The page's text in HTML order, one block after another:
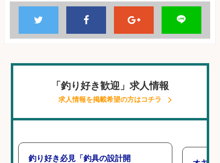
「釣り好き歓迎」求人情報
求人情報を掲載希望の方はコチラ
釣り好き必見「釣具の設計開